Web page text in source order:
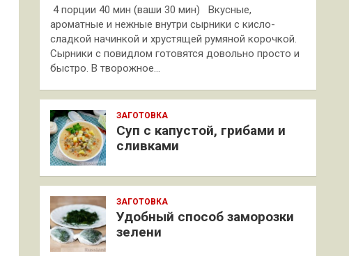
4 порции 40 мин (ваши 30 мин) Вкусные,
ароматные и нежные внутри сырники с кисло-
сладкой начинкой и хрустящей румяной корочкой.
Сырники с повидлом готовятся довольно просто и
быстро. В творожное…
ЗАГОТОВКА
Суп с капустой, грибами и
сливками
ЗАГОТОВКА
Удобный способ заморозки
зелени